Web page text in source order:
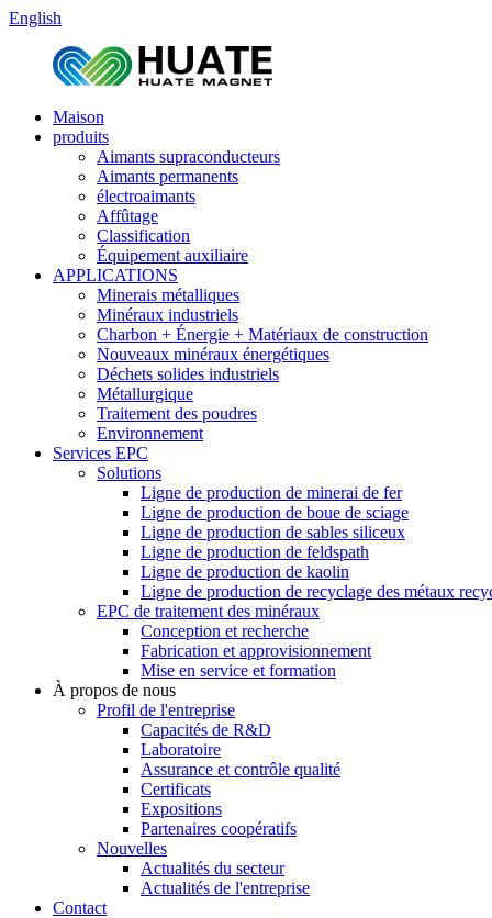
English
Maison
produits
Aimants supraconducteurs
Aimants permanents
électroaimants
Affûtage
Classification
Équipement auxiliaire
APPLICATIONS
Minerais métalliques
Minéraux industriels
Charbon + Énergie + Matériaux de construction
Nouveaux minéraux énergétiques
Déchets solides industriels
Métallurgique
Traitement des poudres
Environnement
Services EPC
Solutions
Ligne de production de minerai de fer
Ligne de production de boue de sciage
Ligne de production de sables siliceux
Ligne de production de feldspath
Ligne de production de kaolin
Ligne de production de recyclage des métaux
EPC de traitement des minéraux
Conception et recherche
Fabrication et approvisionnement
Mise en service et formation
À propos de nous
Profil de l'entreprise
Capacités de R&D
Laboratoire
Assurance et contrôle qualité
Certificats
Expositions
Partenaires coopératifs
Nouvelles
Actualités du secteur
Actualités de l'entreprise
Contact